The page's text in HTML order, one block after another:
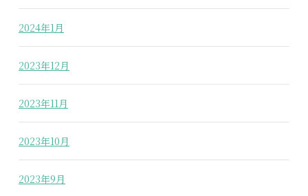
2024年1月
2023年12月
2023年11月
2023年10月
2023年9月